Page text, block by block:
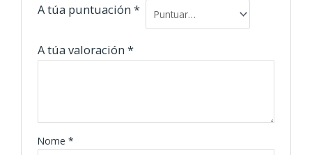
A túa puntuación *
A túa valoración *
Nome *